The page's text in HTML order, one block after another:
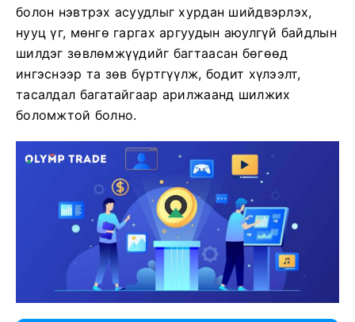
болон нэвтрэх асуудлыг хурдан шийдвэрлэх,
нууц үг, мөнгө гаргах аргуудын аюулгүй байдлын
шилдэг зөвлөмжүүдийг багтаасан бөгөөд
ингэснээр та зөв бүртгүүлж, бодит хүлээлт,
тасалдал багатайгаар арилжаанд шилжих
боломжтой болно.